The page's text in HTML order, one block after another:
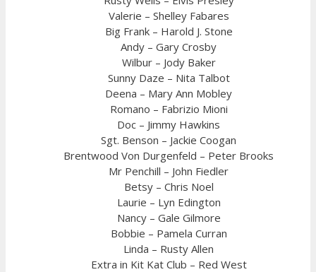
Valerie – Shelley Fabares
Big Frank – Harold J. Stone
Andy – Gary Crosby
Wilbur – Jody Baker
Sunny Daze – Nita Talbot
Deena – Mary Ann Mobley
Romano – Fabrizio Mioni
Doc – Jimmy Hawkins
Sgt. Benson – Jackie Coogan
Brentwood Von Durgenfeld – Peter Brooks
Mr Penchill – John Fiedler
Betsy – Chris Noel
Laurie – Lyn Edington
Nancy – Gale Gilmore
Bobbie – Pamela Curran
Linda – Rusty Allen
Extra in Kit Kat Club – Red West